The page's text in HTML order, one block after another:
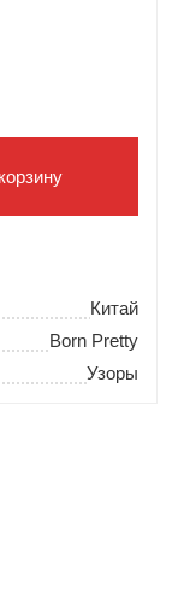
Китай
Born Pretty
Узоры